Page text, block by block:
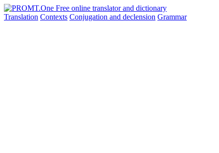
Translation Contexts Conjugation and declension Grammar